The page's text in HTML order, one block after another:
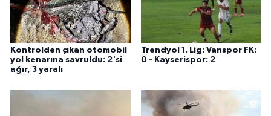
Kontrolden çıkan otomobil
yol kenarına savruldu: 2'si
ağır, 3 yaralı
Trendyol 1. Lig: Vanspor FK:
0 - Kayserispor: 2